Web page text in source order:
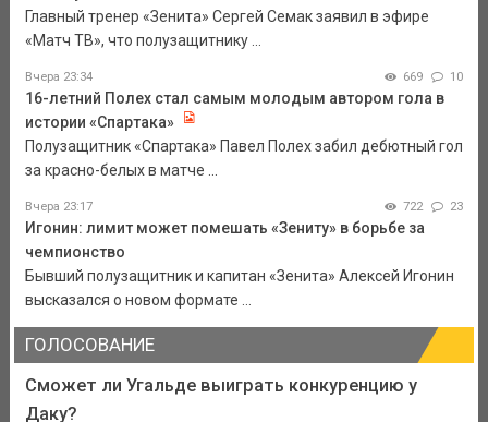
Главный тренер «Зенита» Сергей Семак заявил в эфире
«Матч ТВ», что полузащитнику ...
Вчера 23:34 669 10
16-летний Полех стал самым молодым автором гола в
истории «Спартака»
Полузащитник «Спартака» Павел Полех забил дебютный гол
за красно-белых в матче ...
Вчера 23:17 722 23
Игонин: лимит может помешать «Зениту» в борьбе за
чемпионство
Бывший полузащитник и капитан «Зенита» Алексей Игонин
высказался о новом формате ...
ГОЛОСОВАНИЕ
Сможет ли Угальде выиграть конкуренцию у
Даку?